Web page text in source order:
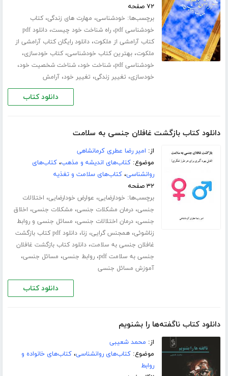
۷۲ صفحه
برچسب‌ها: خودشناسی، مهارت های زندگی،کتاب
خودشناسی pdf
،راه شناخت خود چیست،
دانلود pdf
کتاب آرامشی از ملکوت،دانلود رایگان کتاب آرامشی از
ملکوت،بهترین کتاب خودشناسی،کتاب خودسازی،
خودشناسی pdf ،شناخت خود،شناخت شخصیت خود،
خودسازی، تغییر زندگی، تغییر خود،آرامش
دانلود کتاب
دانلود کتاب بازگشت غافلان جنسی به سلامت
از: امیر رضا عطری کرمانشاهی
موضوع:کتاب‌های اندیشه و مذهب،کتاب‌های
روانشناسی،کتاب‌های سلامت و تغذیه
۳۲ صفحه
برچسب‌ها: خودارضایی، عوارض خودارضایی، اختلالات
جنسی،درمان مشکلات جنسی، مشکلات جنسی، اخلاق
جنسی،درمان اختلالات جنسی، مسائل جنسی و روابط
زناشوئی،همجنس گرایی، زنا،
دانلود pdf کتاب بازگشت
غافلان جنسی به سلامت،دانلود کتاب بازگشت غافلان
جنسی به سلامت pdf
،روابط جنسی، مسائل جنسی،
آموزش مسائل جنسی
دانلود کتاب
دانلود کتاب ناگفته‌ها را بشنویم
از: محمد شعیبی
موضوع:کتاب‌های روانشناسی،کتاب‌های خانواده و
روابط